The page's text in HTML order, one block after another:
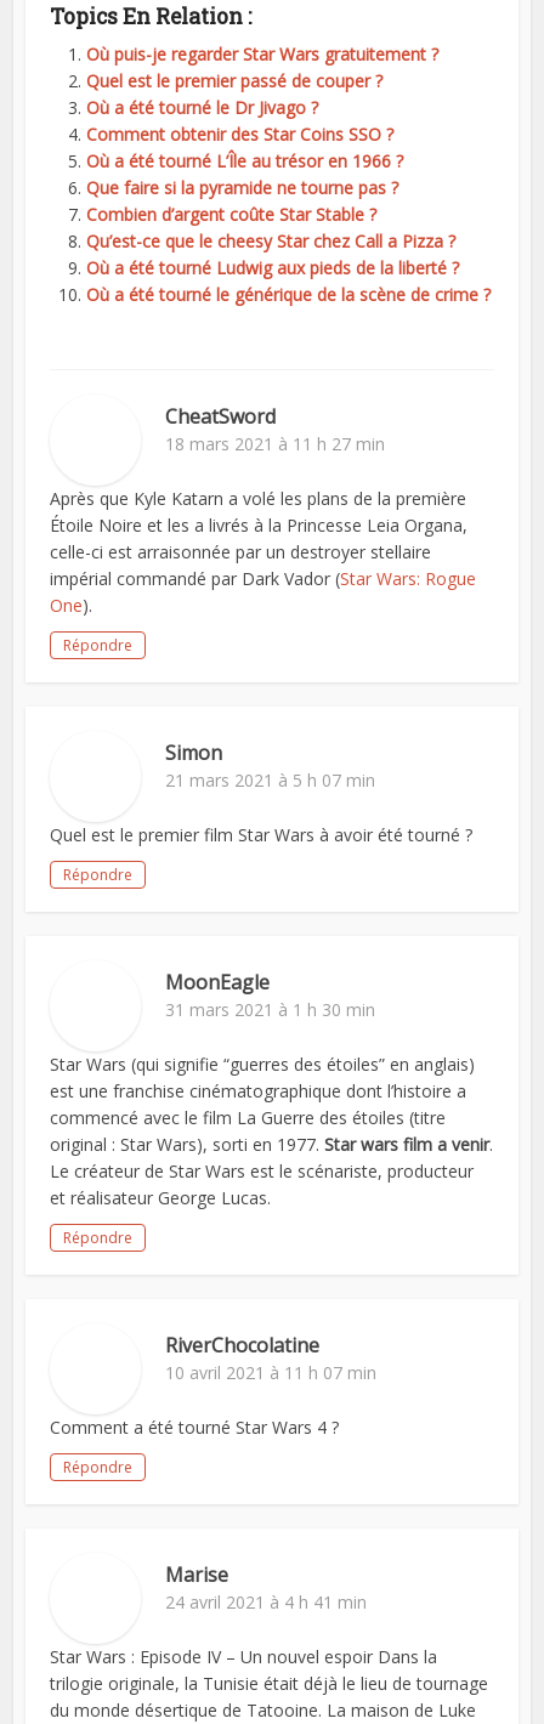
Topics En Relation :
Où puis-je regarder Star Wars gratuitement ?
Quel est le premier passé de couper ?
Où a été tourné le Dr Jivago ?
Comment obtenir des Star Coins SSO ?
Où a été tourné L’Île au trésor en 1966 ?
Que faire si la pyramide ne tourne pas ?
Combien d’argent coûte Star Stable ?
Qu’est-ce que le cheesy Star chez Call a Pizza ?
Où a été tourné Ludwig aux pieds de la liberté ?
Où a été tourné le générique de la scène de crime ?
CheatSword
18 mars 2021 à 11 h 27 min
Après que Kyle Katarn a volé les plans de la première
Étoile Noire et les a livrés à la Princesse Leia Organa,
celle-ci est arraisonnée par un destroyer stellaire
impérial commandé par Dark Vador (Star Wars: Rogue
One).
Répondre
Simon
21 mars 2021 à 5 h 07 min
Quel est le premier film Star Wars à avoir été tourné ?
Répondre
MoonEagle
31 mars 2021 à 1 h 30 min
Star Wars (qui signifie “guerres des étoiles” en anglais)
est une franchise cinématographique dont l’histoire a
commencé avec le film La Guerre des étoiles (titre
original : Star Wars), sorti en 1977.Star wars film a venir.
Le créateur de Star Wars est le scénariste, producteur
et réalisateur George Lucas.
Répondre
RiverChocolatine
10 avril 2021 à 11 h 07 min
Comment a été tourné Star Wars 4 ?
Répondre
Marise
24 avril 2021 à 4 h 41 min
Star Wars : Episode IV – Un nouvel espoir Dans la
trilogie originale, la Tunisie était déjà le lieu de tournage
du monde désertique de Tatooine. La maison de Luke